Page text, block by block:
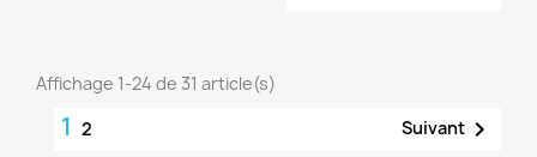
Affichage 1-24 de 31 article(s)
1 2 Suivant 